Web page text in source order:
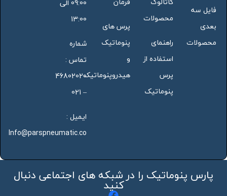
فایل سه
بعدی
محصولات
محصولات
راهنمای
استفاده از
پرس
پنوماتیک
پرس های
پنوماتیک
و
هیدروپنوماتیک
09:00 الی
13:00
شماره
تماس :
46802020
– 021
ایمیل :
Info@parspneumatic.co
پارس پنوماتیک را در شبکه های اجتماعی دنبال
کنید